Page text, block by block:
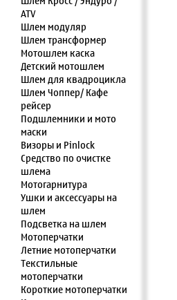
ATV
Шлем модуляр
Шлем трансформер
Мотошлем каска
Детский мотошлем
Шлем для квадроцикла
Шлем Чоппер/ Кафе
рейсер
Подшлемники и мото
маски
Визоры и Pinlock
Средство по очистке
шлема
Мотогарнитура
Ушки и аксессуары на
шлем
Подсветка на шлем
Мотоперчатки
Летние мотоперчатки
Текстильные
мотоперчатки
Короткие мотоперчатки